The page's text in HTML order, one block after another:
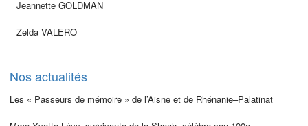
Jeannette GOLDMAN
Zelda VALERO
Nos actualités
Les « Passeurs de mémoire » de l’Aisne et de Rhénanie–Palatinat